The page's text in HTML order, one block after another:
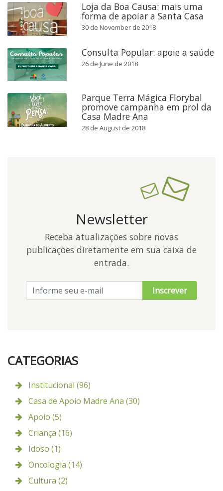
Loja da Boa Causa: mais uma
forma de apoiar a Santa Casa
30 de November de 2018
Consulta Popular: apoie a saúde
26 de June de 2018
Parque Terra Mágica Florybal
promove campanha em prol da
Casa Madre Ana
28 de August de 2018
Newsletter
Receba atualizações sobre novas
publicações diretamente em sua caixa de
entrada.
Inscrever
CATEGORIAS
Institucional (96)
Casa de Apoio Madre Ana (30)
Apoio (5)
Criança (16)
Idoso (1)
Oncologia (14)
Cultura (2)